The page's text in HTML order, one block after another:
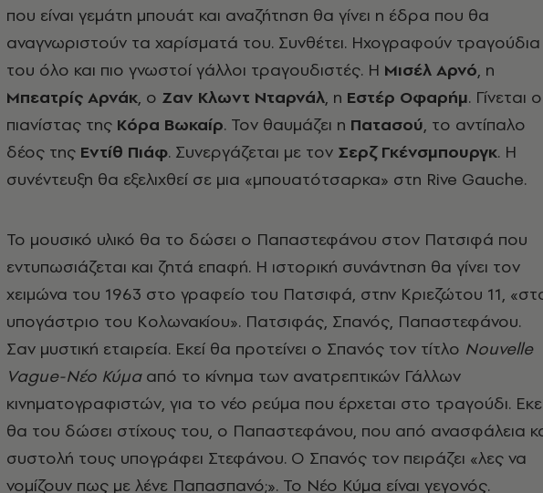
που είναι γεμάτη μπουάτ και αναζήτηση θα γίνει η έδρα που θα
αναγνωριστούν τα χαρίσματά του. Συνθέτει. Ηχογραφούν τραγούδια
του όλο και πιο γνωστοί γάλλοι τραγουδιστές. Η Μισέλ Αρνό, η
Μπεατρίς Αρνάκ, ο Ζαν Κλωντ Νταρνάλ, η Εστέρ Οφαρήμ. Γίνεται ο
πιανίστας της Κόρα Βωκαίρ. Τον θαυμάζει η Πατασού, το αντίπαλο
δέος της Εντίθ Πιάφ. Συνεργάζεται με τον Σερζ Γκένσμπουργκ. Η
συνέντευξη θα εξελιχθεί σε μια «μπουατότσαρκα» στη Rive Gauche.
Το μουσικό υλικό θα το δώσει ο Παπαστεφάνου στον Πατσιφά που
εντυπωσιάζεται και ζητά επαφή. Η ιστορική συνάντηση θα γίνει τον
χειμώνα του 1963 στο γραφείο του Πατσιφά, στην Κριεζώτου 11,
υπογάστριο του Κολωνακίου». Πατσιφάς, Σπανός, Παπαστεφάνου.
Σαν μυστική εταιρεία. Εκεί θα προτείνει ο Σπανός τον τίτλο Nouvelle
Vague-Νέο Κύμααπό το κίνημα των ανατρεπτικών Γάλλων
κινηματογραφιστών, για το νέο ρεύμα που έρχεται στο τραγούδι.
θα του δώσει στίχους του, ο Παπαστεφάνου, που από ανασφάλεια
συστολή τους υπογράφει Στεφάνου. Ο Σπανός τον πειράζει «λες να
νομίζουν πως με λένε Παπασπανό;». Το Νέο Κύμα είναι γεγονός.